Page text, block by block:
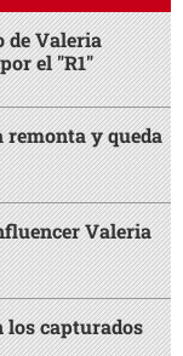
de Valeria
el "R1"
remonta y queda
Valeria
los capturados